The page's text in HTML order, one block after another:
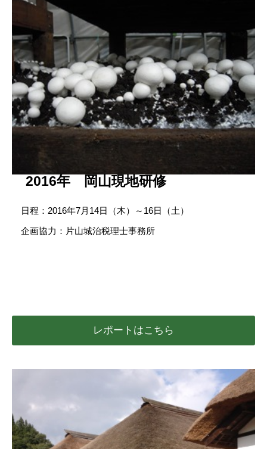
2016年 岡山現地研修
日程：2016年7月14日（木）～16日（土）
企画協力：片山城治税理士事務所
レポートはこちら